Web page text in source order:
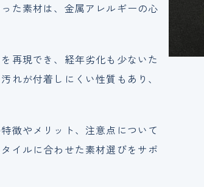
た素材は、金属アレルギーの心
再現でき、経年劣化も少ないた
れが付着しにくい性質もあり、
徴やメリット、注意点について
イルに合わせた素材選びをサポ